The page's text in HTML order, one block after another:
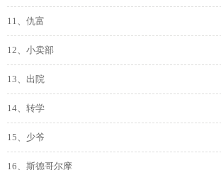
11、仇富
12、小卖部
13、出院
14、转学
15、少爷
16、斯德哥尔摩